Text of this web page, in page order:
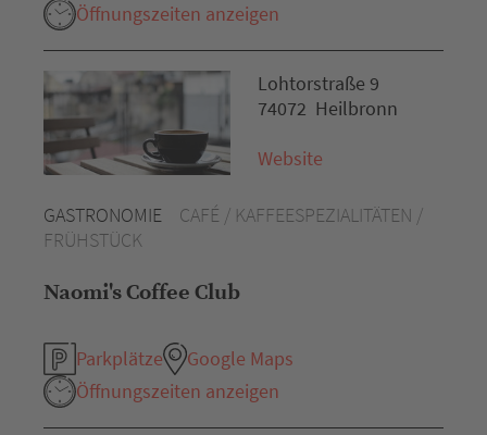
Öffnungszeiten anzeigen
GASTRONOMIE
CAFÉ / KAFFEESPEZIALITÄTEN /
FRÜHSTÜCK
Naomi's Coffee Club
Parkplätze
Google Maps
Öffnungszeiten anzeigen
Lohtorstraße 9
74072 Heilbronn
Website